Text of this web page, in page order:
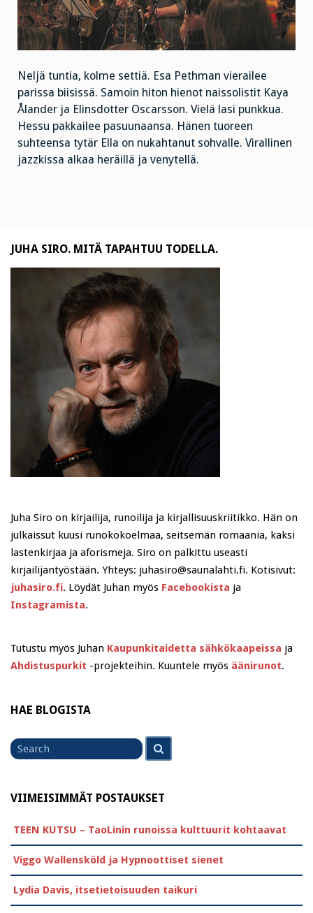
Neljä tuntia, kolme settiä. Esa Pethman vierailee
parissa biisissä. Samoin hiton hienot naissolistit Kaya
Ålander ja Elinsdotter Oscarsson. Vielä lasi punkkua.
Hessu pakkailee pasuunaansa. Hänen tuoreen
suhteensa tytär Ella on nukahtanut sohvalle. Virallinen
jazzkissa alkaa heräillä ja venytellä.
JUHA SIRO. MITÄ TAPAHTUU TODELLA.
Juha Siro on kirjailija, runoilija ja kirjallisuuskriitikko. Hän on
julkaissut kuusi runokokoelmaa, seitsemän romaania, kaksi
lastenkirjaa ja aforismeja. Siro on palkittu useasti
kirjailijantyöstään. Yhteys: juhasiro@saunalahti.fi. Kotisivut:
juhasiro.fi. Löydät Juhan myös Facebookista ja
Instagramista.
Tutustu myös Juhan Kaupunkitaidetta sähkökaapeissa ja
Ahdistuspurkit -projekteihin. Kuuntele myös äänirunot.
HAE BLOGISTA
Search
for
VIIMEISIMMÄT POSTAUKSET
TEEN KUTSU – TaoLinin runoissa kulttuurit kohtaavat
Viggo Wallensköld ja Hypnoottiset sienet
Lydia Davis, itsetietoisuuden taikuri